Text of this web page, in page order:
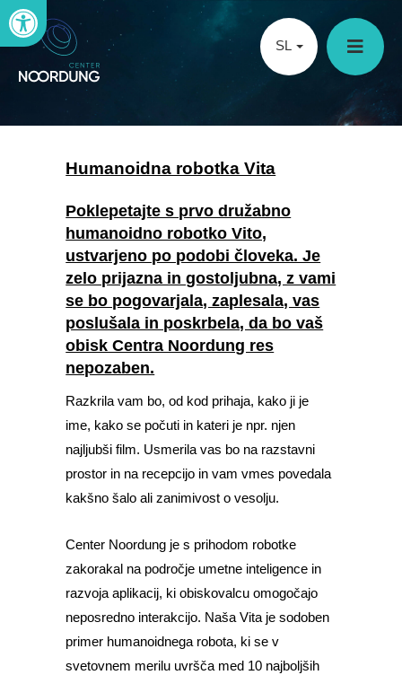
Open toolbar
SL
Humanoidna robotka Vita
Poklepetajte s prvo družabno
humanoidno robotko Vito,
ustvarjeno po podobi človeka. Je
zelo prijazna in gostoljubna, z vami
se bo pogovarjala, zaplesala, vas
poslušala in poskrbela, da bo vaš
obisk Centra Noordung res
nepozaben.
Razkrila vam bo, od kod prihaja, kako ji je
ime, kako se počuti in kateri je npr. njen
najljubši film. Usmerila vas bo na razstavni
prostor in na recepcijo in vam vmes povedala
kakšno šalo ali zanimivost o vesolju.
Center Noordung je s prihodom robotke
zakorakal na področje umetne inteligence in
razvoja aplikacij, ki obiskovalcu omogočajo
neposredno interakcijo. Naša Vita je sodoben
primer humanoidnega robota, ki se v
svetovnem merilu uvršča med 10 najboljših